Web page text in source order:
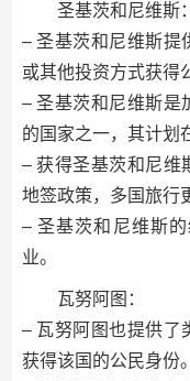
圣基茨和尼维斯：
– 圣基茨和尼维斯提
或其他投资方式获得
– 圣基茨和尼维斯是
的国家之一，其计划
– 获得圣基茨和尼维
地签政策，多国旅行
– 圣基茨和尼维斯
业。
瓦努阿图：
– 瓦努阿图也提供了
获得该国的公民身份。